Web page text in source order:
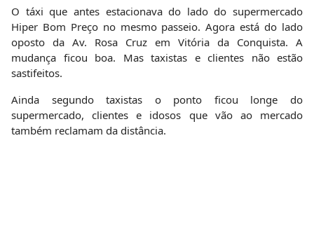
O táxi que antes estacionava do lado do supermercado
Hiper Bom Preço no mesmo passeio. Agora está do lado
oposto da Av. Rosa Cruz em Vitória da Conquista. A
mudança ficou boa. Mas taxistas e clientes não estão
sastifeitos.
Ainda segundo taxistas o ponto ficou longe do
supermercado, clientes e idosos que vão ao mercado
também reclamam da distância.